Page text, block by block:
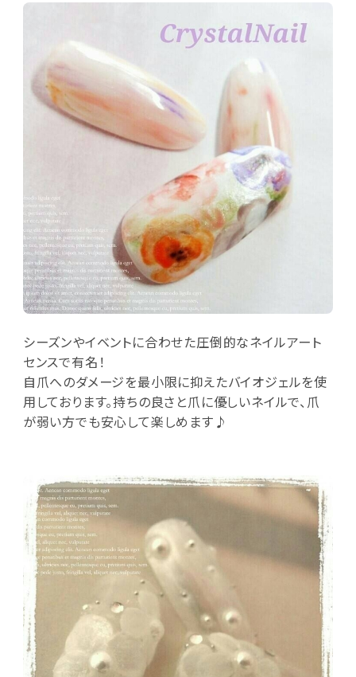
シーズンやイベントに合わせた圧倒的なネイルアート
センスで有名！
自爪へのダメージを最小限に抑えたバイオジェルを使
用しております。持ちの良さと爪に優しいネイルで、爪
が弱い方でも安心して楽しめます♪